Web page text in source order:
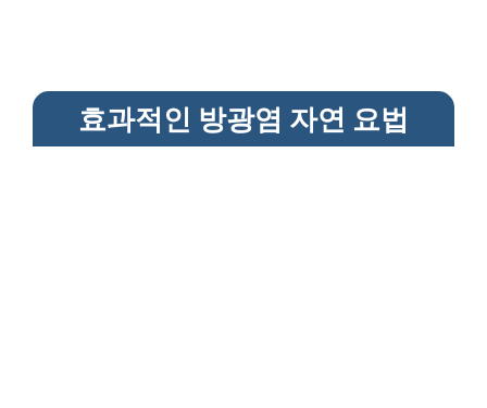
효과적인 방광염 자연 요법